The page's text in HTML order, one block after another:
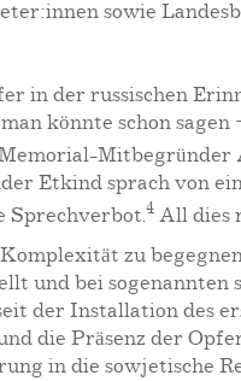
sowie
in der russischen
könnte schon
Mitbegründer
Etkind sprach von
Sprechverbot.4 All dies
zu
und bei sogenannten
der Installation des
die Präsenz der
in die sowjetische